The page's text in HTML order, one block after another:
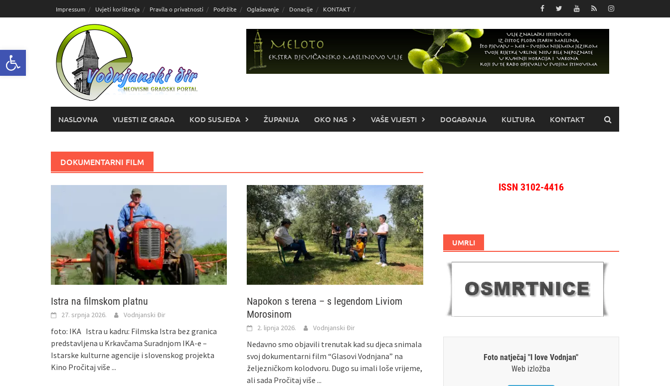
Open toolbar
do
Impressum Uvjeti korištenja Pravila o privatnosti Podržite Oglašavanje Donacije KONTAKT
NASLOVNA VIJESTI IZ GRADA KOD SUSJEDA ŽUPANIJA OKO NAS VAŠE VIJESTI DOGAĐANJA KULTURA KONTAKT
DOKUMENTARNI FILM
Istra na filmskom platnu
27. srpnja 2026. Vodnjanski Đir
foto: IKA Istra u kadru: Filmska Istra bez granica
predstavljena u Krkavčama Suradnjom IKA‑e –
Istarske kulturne agencije i slovenskog projekta
Kino Pročitaj više ...
Napokon s terena – s legendom Liviom
Morosinom
2. lipnja 2026. Vodnjanski Đir
Nedavno smo objavili trenutak kad su djeca snimala
svoj dokumentarni film “Glasovi Vodnjana” na
željezničkom kolodvoru. Dugo su imali loše vrijeme,
ali sada Pročitaj više ...
ISSN 3102-4416
UMRLI
Foto natječaj "I love Vodnjan"
Web izložba